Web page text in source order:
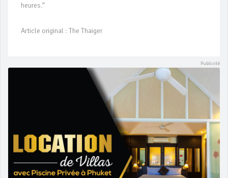
heures.”
Article original : The Thaiger